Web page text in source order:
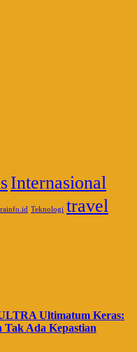
Internasional
Teknologi travel
Ultimatum Keras:
Ada Kepastian